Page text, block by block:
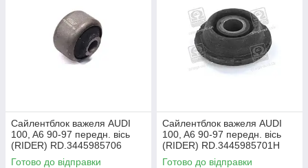
Сайлентблок важеля AUDI
100, A6 90-97 передн. вісь
(RIDER) RD.3445985706
Готово до відправки
Сайлентблок важеля AUDI
100, A6 90-97 передн. вісь
(RIDER) RD.3445985701H
Готово до відправки